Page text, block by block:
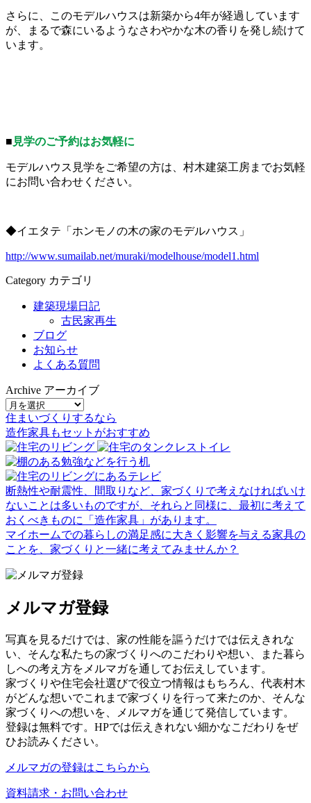
さらに、このモデルハウスは新築から4年が経過しています
が、まるで森にいるようなさわやかな木の香りを発し続けて
います。
■ 見学のご予約はお気軽に
モデルハウス見学をご希望の方は、村木建築工房までお気軽
にお問い合わせください。
◆イエタテ「ホンモノの木の家のモデルハウス」
http://www.sumailab.net/muraki/modelhouse/model1.html
Category カテゴリ
建築現場日記
古民家再生
ブログ
お知らせ
よくある質問
Archive アーカイブ
住まいづくりするなら
造作家具もセット がおすすめ
断熱性や耐震性、間取りなど、家づくりで考えなければいけ
ないことは多いものですが、それらと同様に、最初に考えて
おくべきものに「造作家具」があります。
マイホームでの暮らしの満足感に大きく影響を与える家具の
ことを、家づくりと一緒に考えてみませんか？
メルマガ登録
写真を見るだけでは、家の性能を謳うだけでは伝えきれな
い、そんな私たちの家づくりへのこだわりや想い、また暮ら
しへの考え方をメルマガを通してお伝えしています。
家づくりや住宅会社選びで役立つ情報はもちろん、代表村木
がどんな想いでこれまで家づくりを行って来たのか、そんな
家づくりへの想いを、メルマガを通じて発信しています。
登録は無料です。HPでは伝えきれない細かなこだわりをぜ
ひお読みください。
メルマガの登録はこちらから
資料請求・お問い合わせ